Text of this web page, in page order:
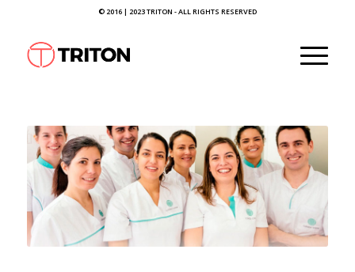
© 2016 | 2023 TRITON - ALL RIGHTS RESERVED